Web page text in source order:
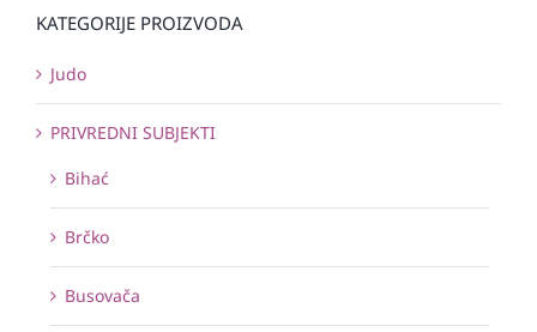
KATEGORIJE PROIZVODA
Judo
PRIVREDNI SUBJEKTI
Bihać
Brčko
Busovača